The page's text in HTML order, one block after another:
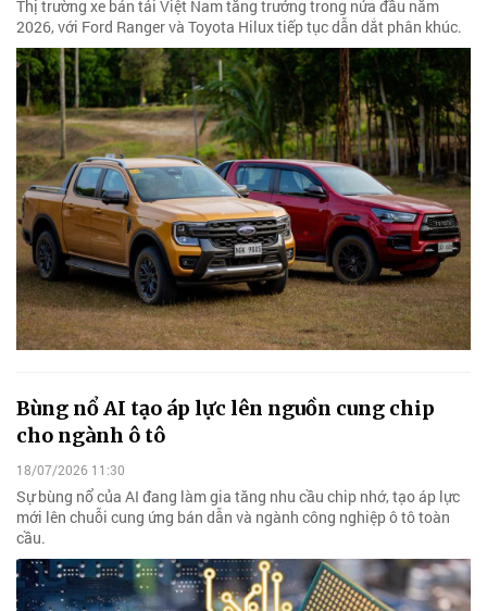
Thị trường xe bán tải Việt Nam tăng trưởng trong nửa đầu năm
2026, với Ford Ranger và Toyota Hilux tiếp tục dẫn dắt phân khúc.
Bùng nổ AI tạo áp lực lên nguồn cung chip
cho ngành ô tô
18/07/2026 11:30
Sự bùng nổ của AI đang làm gia tăng nhu cầu chip nhớ, tạo áp lực
mới lên chuỗi cung ứng bán dẫn và ngành công nghiệp ô tô toàn
cầu.